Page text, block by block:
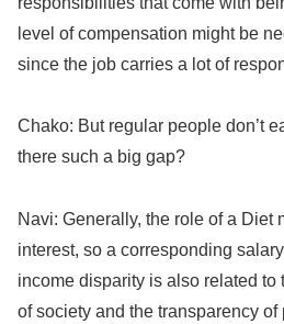
level of compensation might be
since the job carries a lot of
Chako: But regular people don’t
there such a big gap?
Navi: Generally, the role of a Diet
interest, so a corresponding
income disparity is also related
of society and the transparency of